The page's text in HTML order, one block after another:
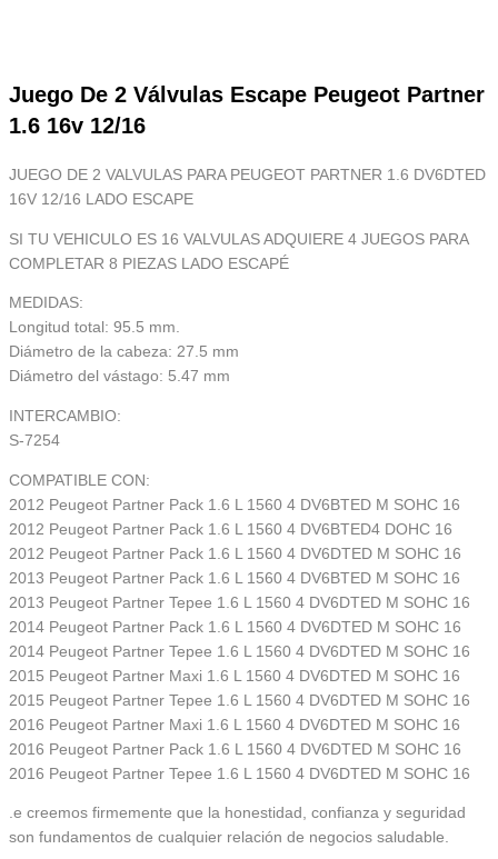
Juego De 2 Válvulas Escape Peugeot Partner
1.6 16v 12/16
JUEGO DE 2 VALVULAS PARA PEUGEOT PARTNER 1.6 DV6DTED
16V 12/16 LADO ESCAPE
SI TU VEHICULO ES 16 VALVULAS ADQUIERE 4 JUEGOS PARA
COMPLETAR 8 PIEZAS LADO ESCAPÉ
MEDIDAS:
Longitud total: 95.5 mm.
Diámetro de la cabeza: 27.5 mm
Diámetro del vástago: 5.47 mm
INTERCAMBIO:
S-7254
COMPATIBLE CON:
2012 Peugeot Partner Pack 1.6 L 1560 4 DV6BTED M SOHC 16
2012 Peugeot Partner Pack 1.6 L 1560 4 DV6BTED4 DOHC 16
2012 Peugeot Partner Pack 1.6 L 1560 4 DV6DTED M SOHC 16
2013 Peugeot Partner Pack 1.6 L 1560 4 DV6BTED M SOHC 16
2013 Peugeot Partner Tepee 1.6 L 1560 4 DV6DTED M SOHC 16
2014 Peugeot Partner Pack 1.6 L 1560 4 DV6DTED M SOHC 16
2014 Peugeot Partner Tepee 1.6 L 1560 4 DV6DTED M SOHC 16
2015 Peugeot Partner Maxi 1.6 L 1560 4 DV6DTED M SOHC 16
2015 Peugeot Partner Tepee 1.6 L 1560 4 DV6DTED M SOHC 16
2016 Peugeot Partner Maxi 1.6 L 1560 4 DV6DTED M SOHC 16
2016 Peugeot Partner Pack 1.6 L 1560 4 DV6DTED M SOHC 16
2016 Peugeot Partner Tepee 1.6 L 1560 4 DV6DTED M SOHC 16
.e creemos firmemente que la honestidad, confianza y seguridad
son fundamentos de cualquier relación de negocios saludable.